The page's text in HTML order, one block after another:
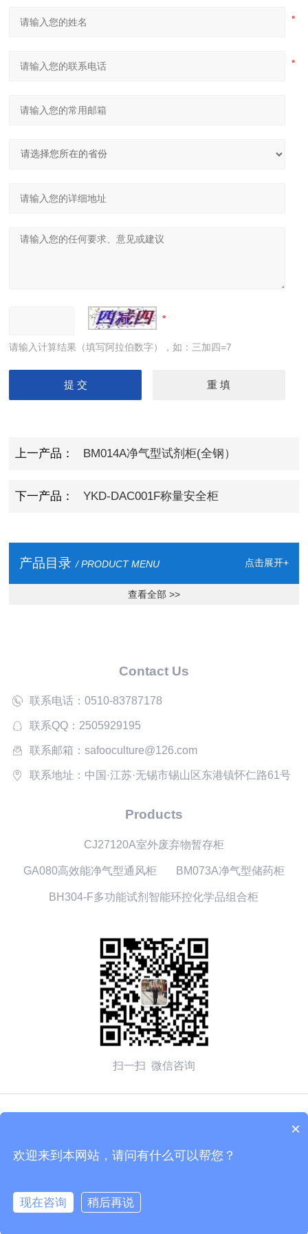
请输入计算结果（填写阿拉伯数字），如：三加四=7
上一产品： BM014A净气型试剂柜(全钢）
下一产品： YKD-DAC001F称量安全柜
产品目录 / PRODUCT MENU 点击展开+
查看全部 >>
Contact Us
联系电话：0510-83787178
联系QQ：2505929195
联系邮箱：safooculture@126.com
联系地址：中国·江苏·无锡市锡山区东港镇怀仁路61号
Products
CJ27120A室外废弃物暂存柜
GA080高效能净气型通风柜 BM073A净气型储药柜
BH304-F多功能试剂智能环控化学品组合柜
扫一扫 微信咨询
技术支持：化工仪器网管理登陆 sitemap.xml
苏公网安备 32020502002137号
×
欢迎来到本网站，请问有什么可以帮您？
现在咨询 稍后再说